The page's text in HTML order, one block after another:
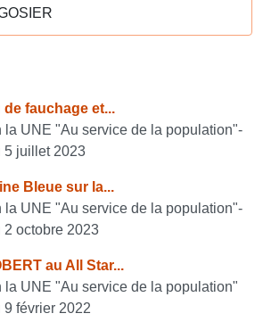
de fauchage et...
la UNE "Au service de la population"-
5 juillet 2023
Bleue sur la...
la UNE "Au service de la population"-
2 octobre 2023
au All Star...
la UNE "Au service de la population"
9 février 2022